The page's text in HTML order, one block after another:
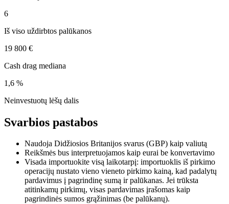
6
Iš viso uždirbtos palūkanos
19 800 €
Cash drag mediana
1,6 %
Neinvestuotų lėšų dalis
Svarbios pastabos
Naudoja Didžiosios Britanijos svarus (GBP) kaip valiutą
Reikšmės bus interpretuojamos kaip eurai be konvertavimo
Visada importuokite visą laikotarpį: importuoklis iš pirkimo
operacijų nustato vieno vieneto pirkimo kainą, kad padalytų
pardavimus į pagrindinę sumą ir palūkanas. Jei trūksta
atitinkamų pirkimų, visas pardavimas įrašomas kaip
pagrindinės sumos grąžinimas (be palūkanų).